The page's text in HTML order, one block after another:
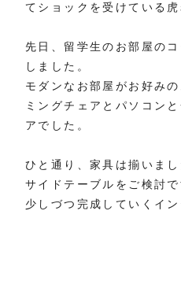
てショックを受けている虎
先日、留学生のお部屋の
しました。
モダンなお部屋がお好み
ミングチェアとパソコン
アでした。
ひと通り、家具は揃いま
サイドテーブルをご検討で
少しづつ完成していくイ